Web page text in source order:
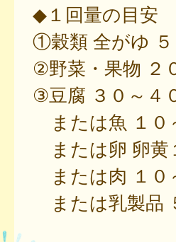
◆１回量の目安
①穀類 全がゆ ５
②野菜・果物 ２
③豆腐 ３０～４
または魚 １０
または卵 卵黄
または肉 １０
または乳製品